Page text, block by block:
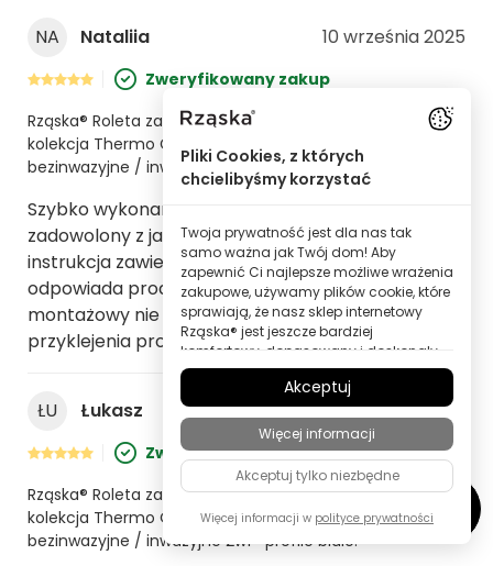
NA Nataliia 10 września 2025
Zweryfikowany zakup
Rząska® Roleta zaciemniająca 100% Blackout na wymiar •
kolekcja Thermo Ciemny orzech (brązowy) • uchwyty
bezinwazyjne / inwazyjne 2w1 • profile białe.
Szybko wykonane i dostarczone. Jestem
zadowolony z jakości. Jedynym minusem jest to, że
instrukcja zawiera link do filmu, który nie
odpowiada produktowi. Ponadto zestaw
montażowy nie zawiera taśmy dwustronnej do
przyklejenia prowadnic łańcucha.
ŁU Łukasz 12 czerwca 2025
Zweryfikowany zakup
Rząska® Roleta zaciemniająca 100% Blackout na wymiar •
kolekcja Thermo Onyksowy kamień (czarny) • uchwyty
bezinwazyjne / inwazyjne 2w1 • profile białe.
Pliki Cookies, z których
chcielibyśmy korzystać
Twoja prywatność jest dla nas tak
samo ważna jak Twój dom! Aby
zapewnić Ci najlepsze możliwe wrażenia
zakupowe, używamy plików cookie, które
sprawiają, że nasz sklep internetowy
Rząska® jest jeszcze bardziej
komfortowy, dopasowany i doskonały
dla Ciebie – wszystko po to, abyś mógł
odkrywać produkty marki Rząska® w
najwyższej jakości.
Niektóre z tych plików cookie są
niezbędne, aby nasz sklep Rząska®
działał niezawodnie; inne pozwalają
nam personalizować treści i reklamy
zgodnie z Twoimi zainteresowaniami
Akceptuj
Więcej informacji
Akceptuj tylko niezbędne
Więcej informacji w polityce prywatności